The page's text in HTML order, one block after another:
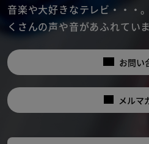
音楽や大好きなテレビ・・・。
くさんの声や音があふれていま
お問い
メルマ